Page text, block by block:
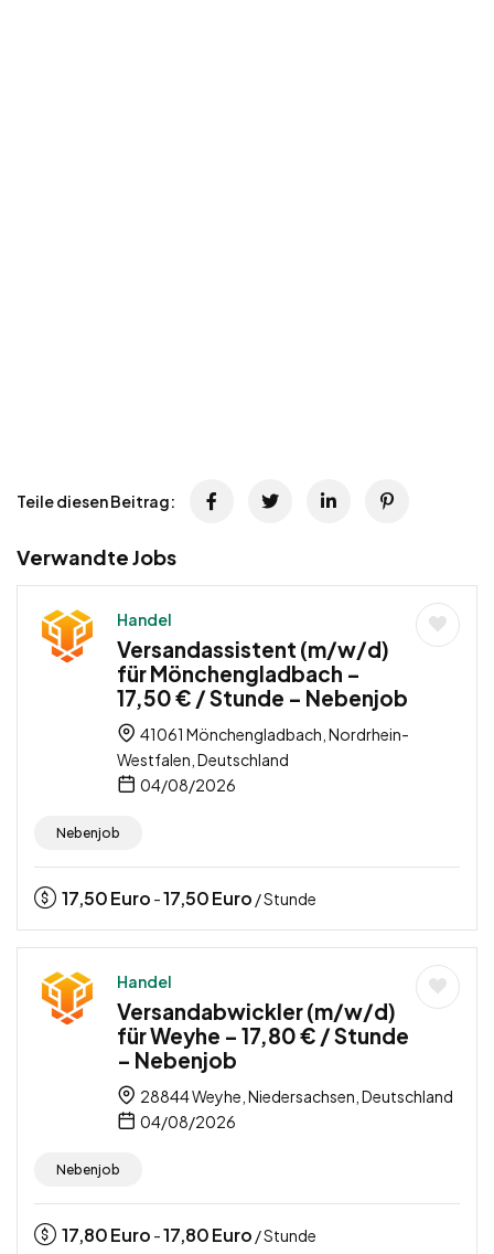
Teile diesen Beitrag:
Verwandte Jobs
Handel
Versandassistent (m/w/d)
für Mönchengladbach –
17,50 € / Stunde – Nebenjob
41061 Mönchengladbach, Nordrhein-
Westfalen, Deutschland
04/08/2026
Nebenjob
17,50Euro -17,50Euro / Stunde
Handel
Versandabwickler (m/w/d)
für Weyhe – 17,80 € / Stunde
– Nebenjob
28844 Weyhe, Niedersachsen, Deutschland
04/08/2026
Nebenjob
17,80Euro -17,80Euro / Stunde